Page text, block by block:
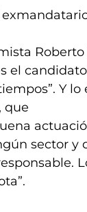
el candidato
Y lo
que
sector y